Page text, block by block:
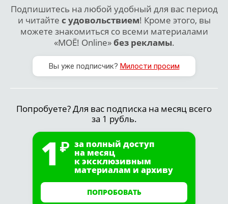
Подпишитесь на любой удобный для вас период
и читайте с удовольствием! Кроме этого, вы
можете знакомиться со всеми материалами
«МОЁ! Online»без рекламы.
Вы уже подписчик? Милости просим
Попробуете? Для вас подписка на месяц всего
за 1 рубль.
1 за полный доступ
на месяц
к эксклюзивным
материалам и архиву
ПОПРОБОВАТЬ